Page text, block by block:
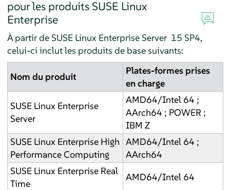
pour les produits SUSE Linux
Enterprise
À partir de SUSE Linux Enterprise Server 15 SP4,
celui-ci inclut les produits de base suivants:
Nom du produit
Plates-formes prises
en charge
SUSE Linux Enterprise
Server
AMD64/Intel 64 ;
AArch64 ; POWER ;
IBM Z
SUSE Linux Enterprise High
Performance Computing
AMD64/Intel 64 ;
AArch64
SUSE Linux Enterprise Real
Time
AMD64/Intel 64